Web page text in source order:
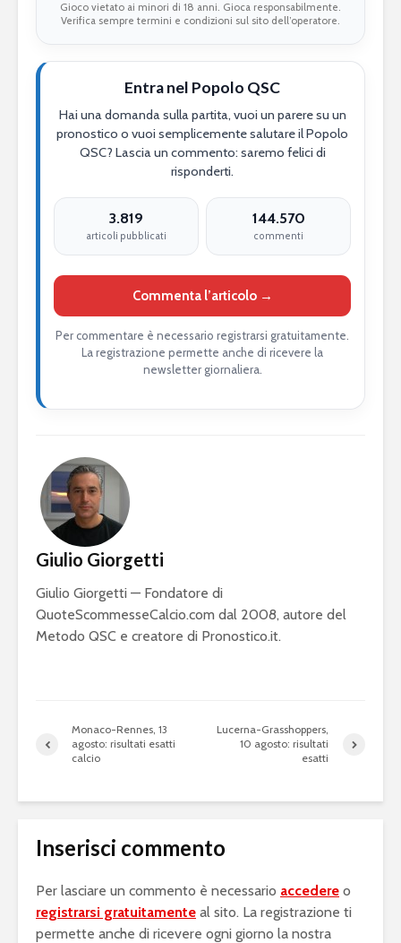
Gioco vietato ai minori di 18 anni. Gioca responsabilmente.
Verifica sempre termini e condizioni sul sito dell’operatore.
Entra nel Popolo QSC
Hai una domanda sulla partita, vuoi un parere su un
pronostico o vuoi semplicemente salutare il Popolo
QSC? Lascia un commento: saremo felici di
risponderti.
3.819
articoli pubblicati
144.570
commenti
Commenta l’articolo →
Per commentare è necessario registrarsi gratuitamente.
La registrazione permette anche di ricevere la
newsletter giornaliera.
Giulio Giorgetti
Giulio Giorgetti — Fondatore di
QuoteScommesseCalcio.com dal 2008, autore del
Metodo QSC e creatore di Pronostico.it.
Monaco-Rennes, 13
agosto: risultati esatti
calcio
Lucerna-Grasshoppers,
10 agosto: risultati
esatti
Inserisci commento
Per lasciare un commento è necessario accedere o
registrarsi gratuitamente al sito. La registrazione ti
permette anche di ricevere ogni giorno la nostra